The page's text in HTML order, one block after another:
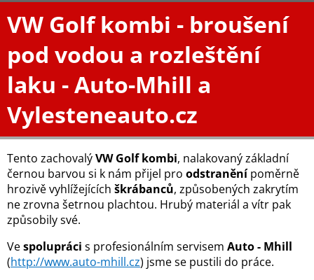
VW Golf kombi - broušení
pod vodou a rozleštění
laku - Auto-Mhill a
Vylesteneauto.cz
Tento zachovalýVW Golf kombi, nalakovaný základní
černou barvou si k nám přijel pro odstraněnípoměrně
hrozivě vyhlížejících škrábanců, způsobených zakrytím
ne zrovna šetrnou plachtou. Hrubý materiál a vítr pak
způsobily své.
Vespolupráci s profesionálním servisem Auto - Mhill
(http://www.auto-mhill.cz) jsme se pustili do práce.